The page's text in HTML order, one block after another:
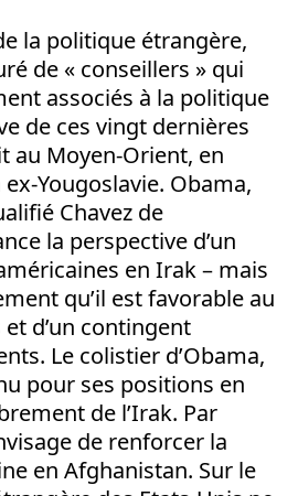
la politique étrangère,
de « conseillers » qui
associés à la politique
de ces vingt dernières
au Moyen-Orient, en
Yougoslavie. Obama,
Chavez de
la perspective d’un
en Irak – mais
qu’il est favorable au
d’un contingent
Le colistier d’Obama,
pour ses positions en
de l’Irak. Par
de renforcer la
en Afghanistan. Sur le